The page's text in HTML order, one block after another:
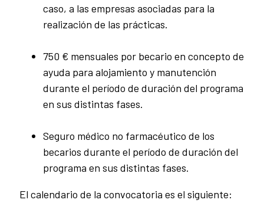
caso, a las empresas asociadas para la
realización de las prácticas.
750 € mensuales por becario en concepto de
ayuda para alojamiento y manutención
durante el período de duración del programa
en sus distintas fases.
Seguro médico no farmacéutico de los
becarios durante el período de duración del
programa en sus distintas fases.
El calendario de la convocatoria es el siguiente: